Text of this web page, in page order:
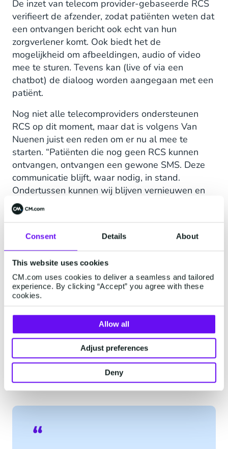
Consent Details About
This website uses cookies
CM.com uses cookies to deliver a seamless and tailored
experience. By clicking “Accept” you agree with these
cookies.
Allow all
Adjust preferences
Deny
De inzet van telecom provider-gebaseerde RCS
verifieert de afzender, zodat patiënten weten dat
een ontvangen bericht ook echt van hun
zorgverlener komt. Ook biedt het de
mogelijkheid om afbeeldingen, audio of video
mee te sturen. Tevens kan (live of via een
chatbot) de dialoog worden aangegaan met een
patiënt.
Nog niet alle telecomproviders ondersteunen
RCS op dit moment, maar dat is volgens Van
Nuenen juist een reden om er nu al mee te
starten. “Patiënten die nog geen RCS kunnen
ontvangen, ontvangen een gewone SMS. Deze
communicatie blijft, waar nodig, in stand.
Ondertussen kunnen wij blijven vernieuwen en
naarmate RCS gemeengoed wordt, zijn wij als
ziekenhuis organisch met de techniek
Patiënten ondersteunen in
hun zorgproces
Amphia ziet RCS als een communicatiekanaal
dat het logistieke en operationele zorgproces
optimaliseert. Denk hierbij aan een rechtstreekse
koppeling met het patiënten portaal mijnAmphia
voor afspraken en notificaties of het verzenden
van (route)informatie.